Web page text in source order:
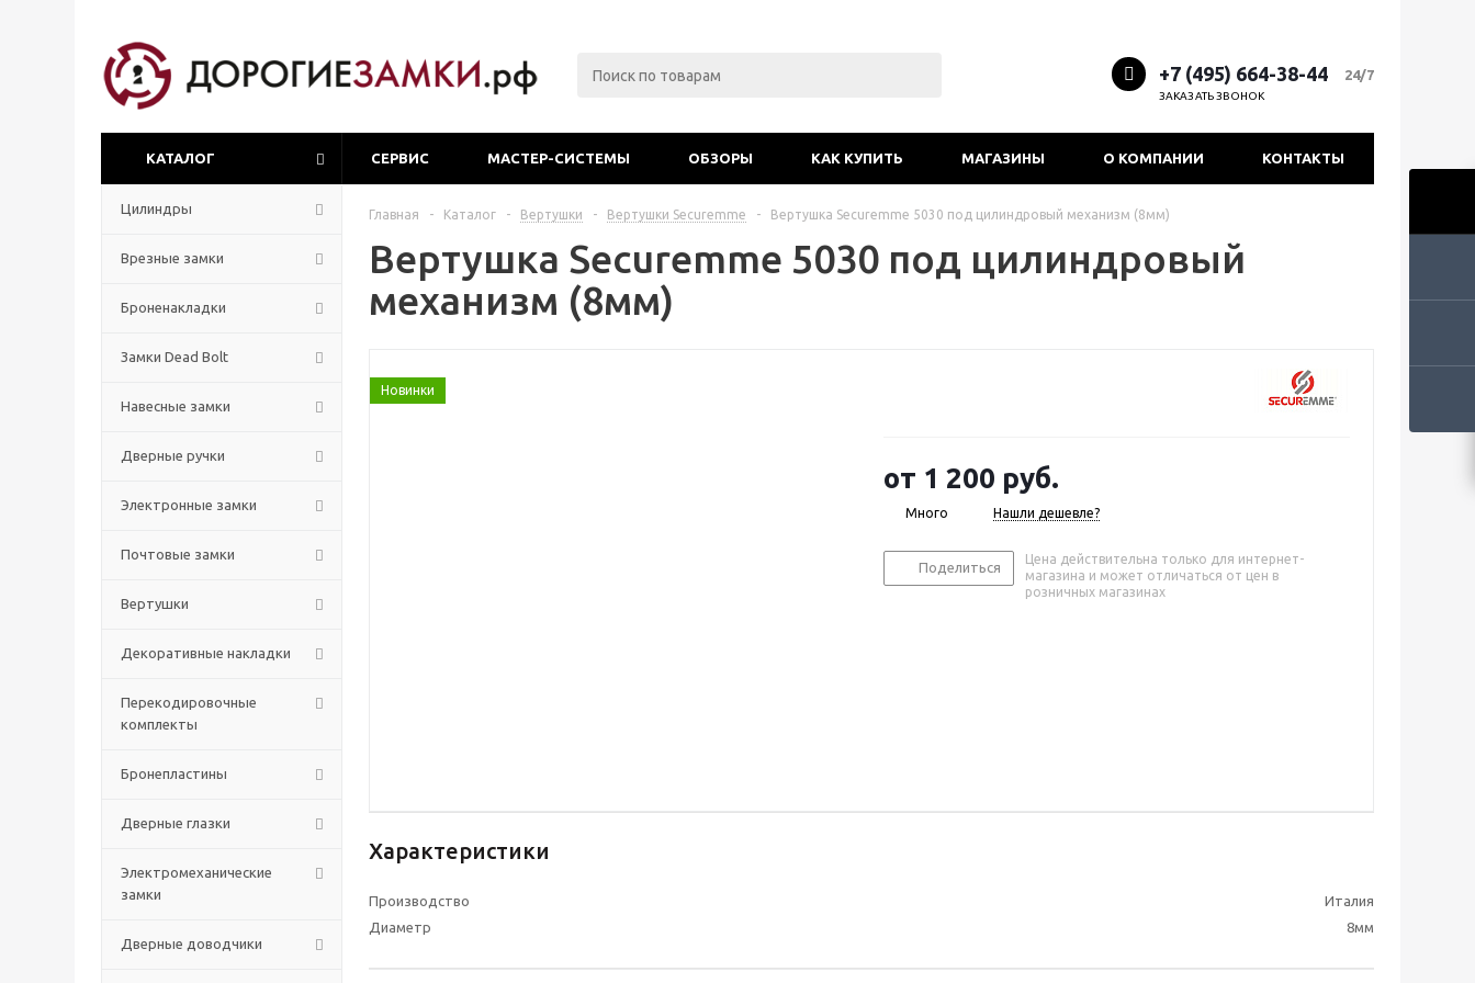
+7 (495) 664-38-44 24/7
ЗАКАЗАТЬ ЗВОНОК
КАТАЛОГ СЕРВИС МАСТЕР-СИСТЕМЫ ОБЗОРЫ КАК КУПИТЬ МАГАЗИНЫ О КОМПАНИИ КОНТАКТЫ
Цилиндры
Врезные замки
Броненакладки
Замки Dead Bolt
Навесные замки
Дверные ручки
Электронные замки
Почтовые замки
Вертушки
Декоративные накладки
Перекодировочные
комплекты
Бронепластины
Дверные глазки
Электромеханические
замки
Дверные доводчики
Главная - Каталог - Вертушки - Вертушки Securemme - Вертушка Securemme 5030 под цилиндровый механизм (8мм)
Вертушка Securemme 5030 под цилиндровый
механизм (8мм)
Новинки
от 1 200 руб.
Много Нашли дешевле?
Поделиться
Цена действительна только для интернет-
магазина и может отличаться от цен в
розничных магазинах
Характеристики
Производство
Италия
Диаметр
8мм